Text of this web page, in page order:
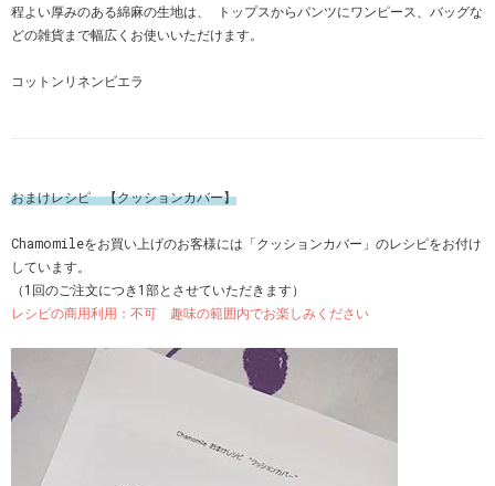
程よい厚みのある綿麻の生地は、 トップスからパンツにワンピース、バッグな
どの雑貨まで幅広くお使いいただけます。
コットンリネンビエラ
おまけレシピ 【クッションカバー】
Chamomileをお買い上げのお客様には「クッションカバー」のレシピをお付け
しています。
（1回のご注文につき1部とさせていただきます）
レシピの商用利用：不可 趣味の範囲内でお楽しみください